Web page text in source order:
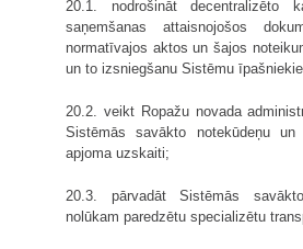
20.1. nodrošināt decentralizēto
saņemšanas attaisnojošos
normatīvajos aktos un šajos
un to izsniegšanu Sistēmu
20.2. veikt Ropažu novada
Sistēmās savākto notekūdeņu
apjoma uzskaiti;
20.3. pārvadāt Sistēmās
nolūkam paredzētu specializētu